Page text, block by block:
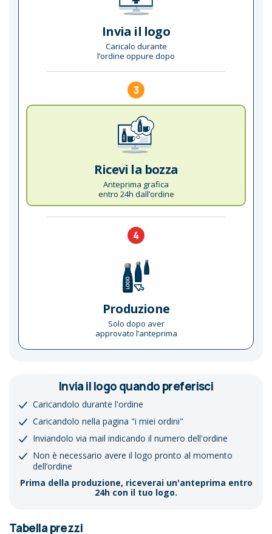
Invia il logo
Caricalo durante
l’ordine oppure dopo
3
Ricevi la bozza
Anteprima grafica
entro 24h dall’ordine
4
Produzione
Solo dopo aver
approvato l’anteprima
Invia il logo quando preferisci
Caricandolo durante l'ordine
Caricandolo nella pagina "i miei ordini"
Inviandolo via mail indicando il numero dell'ordine
Non è necessario avere il logo pronto al momento
dell’ordine
Prima della produzione, riceverai un'anteprima entro
24h con il tuo logo.
Tabella prezzi